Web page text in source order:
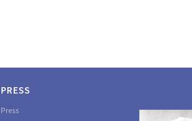
PRESS
Press